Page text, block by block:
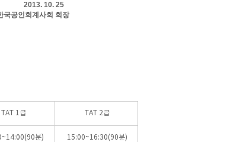
25
회장
TAT 1급 TAT 2급
분) 15:00~16:30(90분)